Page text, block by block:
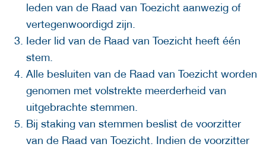
leden van de Raad van Toezicht aanwezig of
vertegenwoordigd zijn.
Ieder lid van de Raad van Toezicht heeft één
stem.
Alle besluiten van de Raad van Toezicht worden
genomen met volstrekte meerderheid van
uitgebrachte stemmen.
Bij staking van stemmen beslist de voorzitter
van de Raad van Toezicht. Indien de voorzitter